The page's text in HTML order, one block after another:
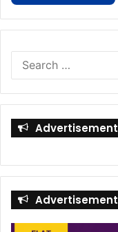
Advertisement
Advertisement